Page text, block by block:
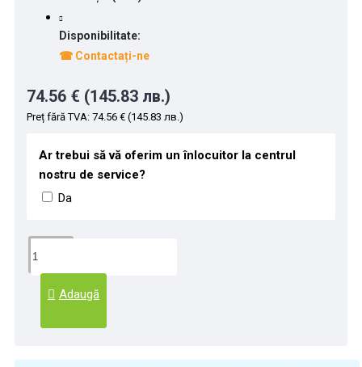
Disponibilitate:
☎ Contactați-ne
74.56 € (145.83 лв.)
Preț fără TVA: 74.56 € (145.83 лв.)
Ar trebui să vă oferim un înlocuitor la centrul
nostru de service?
Da
Adaugă